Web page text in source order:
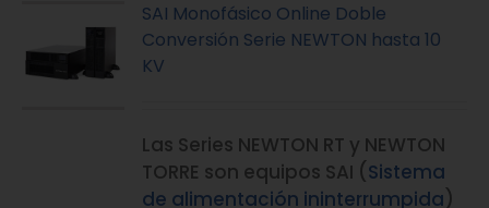
SAI Monofásico Online Doble
Conversión Serie NEWTON hasta 10
KV
Las Series NEWTON RT y NEWTON
TORRE son equipos SAI (Sistema
de alimentación ininterrumpida)